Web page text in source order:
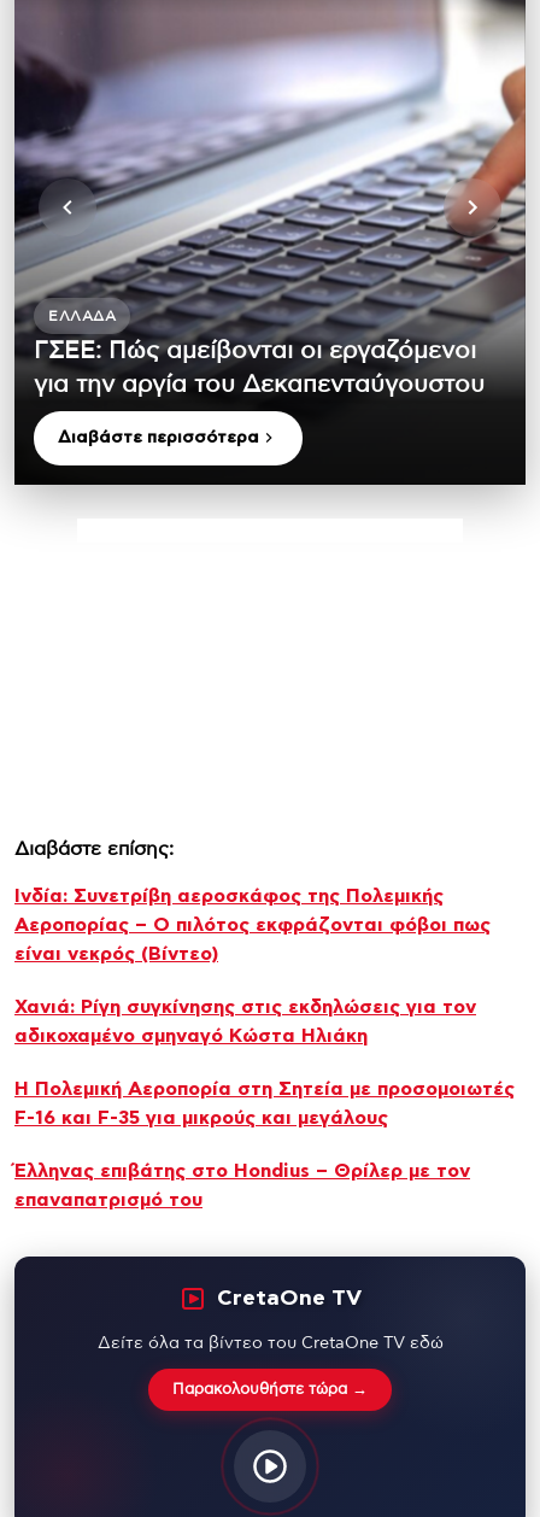
ΕΛΛΆΔΑ
ΓΣΕΕ: Πώς αμείβονται οι εργαζόμενοι
για την αργία του Δεκαπενταύγουστου
Διαβάστε περισσότερα
Διαβάστε επίσης:
Ινδία: Συνετρίβη αεροσκάφος της Πολεμικής
Αεροπορίας – Ο πιλότος εκφράζονται φόβοι πως
είναι νεκρός (Βίντεο)
Χανιά: Ρίγη συγκίνησης στις εκδηλώσεις για τον
αδικοχαμένο σμηναγό Κώστα Ηλιάκη
Η Πολεμική Αεροπορία στη Σητεία με προσομοιωτές
F-16 και F-35 για μικρούς και μεγάλους
Έλληνας επιβάτης στο Hondius – Θρίλερ με τον
επαναπατρισμό του
CretaOne TV
Δείτε όλα τα βίντεο του CretaOne TV εδώ
Παρακολουθήστε τώρα →